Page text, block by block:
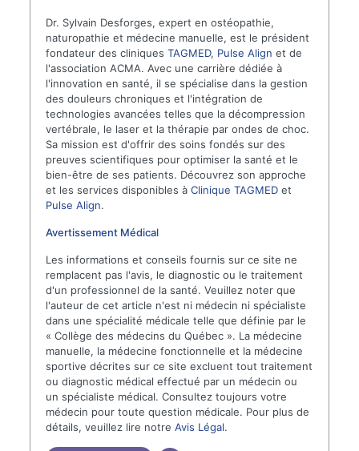
Dr. Sylvain Desforges, expert en ostéopathie,
naturopathie et médecine manuelle, est le président
fondateur des cliniquesTAGMED, Pulse Align et de
l'association ACMA. Avec une carrière dédiée à
l'innovation en santé, il se spécialise dans la gestion
des douleurs chroniques et l'intégration de
technologies avancées telles que la décompression
vertébrale, le laser et la thérapie par ondes de choc.
Sa mission est d'offrir des soins fondés sur des
preuves scientifiques pour optimiser la santé et le
bien-être de ses patients. Découvrez son approche
et les services disponibles àClinique TAGMED et
Pulse Align.
Avertissement Médical
Les informations et conseils fournis sur ce site ne
remplacent pas l'avis, le diagnostic ou le traitement
d'un professionnel de la santé. Veuillez noter que
l'auteur de cet article n'est ni médecin ni spécialiste
dans une spécialité médicale telle que définie par le
« Collège des médecins du Québec ». La médecine
manuelle, la médecine fonctionnelle et la médecine
sportive décrites sur ce site excluent tout traitement
ou diagnostic médical effectué par un médecin ou
un spécialiste médical. Consultez toujours votre
médecin pour toute question médicale. Pour plus de
détails, veuillez lire notreAvis Légal.